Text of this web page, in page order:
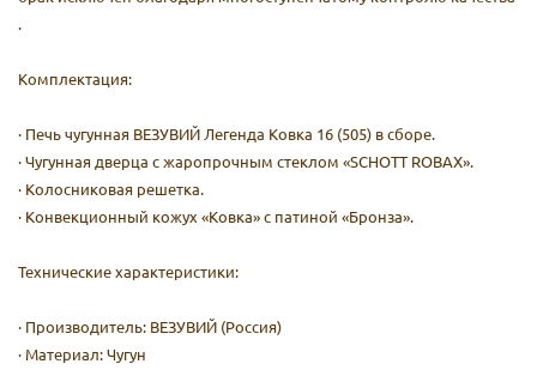
.
Комплектация:
· Печь чугунная ВЕЗУВИЙ Легенда Ковка 16 (505) в сборе.
· Чугунная дверца с жаропрочным стеклом «SCHOTT ROBAX».
· Колосниковая решетка.
· Конвекционный кожух «Ковка» с патиной «Бронза».
Технические характеристики:
· Производитель: ВЕЗУВИЙ (Россия)
· Материал: Чугун